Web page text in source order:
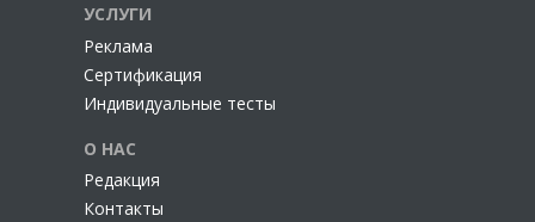
УСЛУГИ
Реклама
Сертификация
Индивидуальные тесты
О НАС
Редакция
Контакты